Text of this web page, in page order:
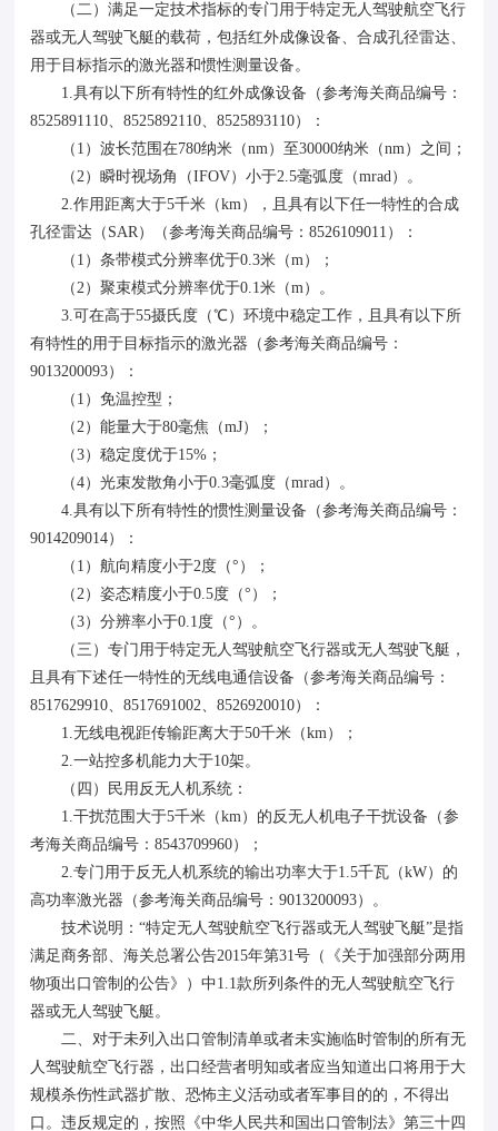
（二）满足一定技术指标的专门用于特定无人驾驶航空飞行
器或无人驾驶飞艇的载荷，包括红外成像设备、合成孔径雷达、
用于目标指示的激光器和惯性测量设备。
1.具有以下所有特性的红外成像设备（参考海关商品编号：
8525891110、8525892110、8525893110）：
（1）波长范围在780纳米（nm）至30000纳米（nm）之间；
（2）瞬时视场角（IFOV）小于2.5毫弧度（mrad）。
2.作用距离大于5千米（km），且具有以下任一特性的合成
孔径雷达（SAR）（参考海关商品编号：8526109011）：
（1）条带模式分辨率优于0.3米（m）；
（2）聚束模式分辨率优于0.1米（m）。
3.可在高于55摄氏度（℃）环境中稳定工作，且具有以下所
有特性的用于目标指示的激光器（参考海关商品编号：
9013200093）：
（1）免温控型；
（2）能量大于80毫焦（mJ）；
（3）稳定度优于15%；
（4）光束发散角小于0.3毫弧度（mrad）。
4.具有以下所有特性的惯性测量设备（参考海关商品编号：
9014209014）：
（1）航向精度小于2度（°）；
（2）姿态精度小于0.5度（°）；
（3）分辨率小于0.1度（°）。
（三）专门用于特定无人驾驶航空飞行器或无人驾驶飞艇，
且具有下述任一特性的无线电通信设备（参考海关商品编号：
8517629910、8517691002、8526920010）：
1.无线电视距传输距离大于50千米（km）；
2.一站控多机能力大于10架。
（四）民用反无人机系统：
1.干扰范围大于5千米（km）的反无人机电子干扰设备（参
考海关商品编号：8543709960）；
2.专门用于反无人机系统的输出功率大于1.5千瓦（kW）的
高功率激光器（参考海关商品编号：9013200093）。
技术说明：“特定无人驾驶航空飞行器或无人驾驶飞艇”是指
满足商务部、海关总署公告2015年第31号（《关于加强部分两用
物项出口管制的公告》）中1.1款所列条件的无人驾驶航空飞行
器或无人驾驶飞艇。
二、对于未列入出口管制清单或者未实施临时管制的所有无
人驾驶航空飞行器，出口经营者明知或者应当知道出口将用于大
规模杀伤性武器扩散、恐怖主义活动或者军事目的的，不得出
口。违反规定的，按照《中华人民共和国出口管制法》第三十四